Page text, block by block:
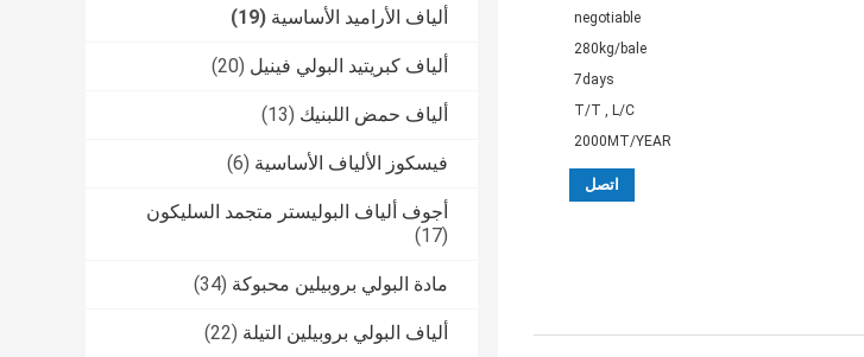
ألياف الأراميد الأساسية (19)
ألياف كبريتيد البولي فينيل (20)
ألياف حمض اللبنيك (13)
فيسكوز الألياف الأساسية (6)
أجوف ألياف البوليستر متجمد السليكون
(17)
مادة البولي بروبيلين محبوكة (34)
ألياف البولي بروبيلين التيلة (22)
negotiable
280kg/bale
7days
T/T , L/C
2000MT/YEAR
اتصل